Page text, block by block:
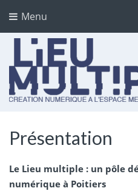
Menu
cultures numériques à l'Espace
Présentation
Le Lieu multiple : un pôle
numérique à Poitiers